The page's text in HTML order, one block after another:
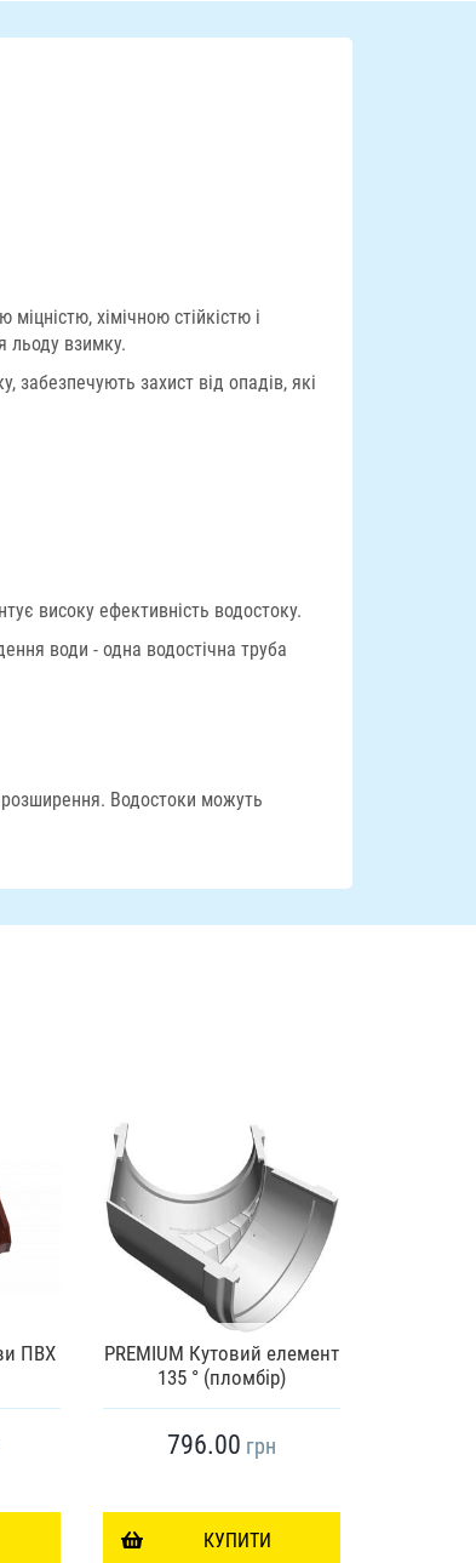
хімічною стійкістю і
льоду взимку.
забезпечують захист від опадів, які
високу ефективність водостоку.
води - одна водостічна труба
розширення. Водостоки можуть
ПВХ
PREMIUM Кутовий елемент
135 ° (пломбір)
796.00 грн
КУПИТИ